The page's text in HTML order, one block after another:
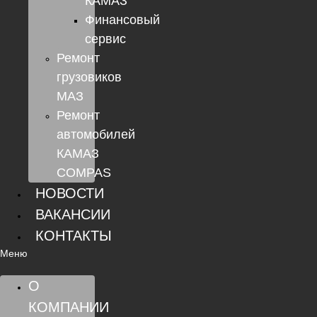
Финансовый
сервис
Ремонт
грузовиков
МАЗ
Ремонт
автомобилей
КАМАЗ
COMPAS
НОВОСТИ
ВАКАНСИИ
КОНТАКТЫ
Меню
О
КОМПАНИИ